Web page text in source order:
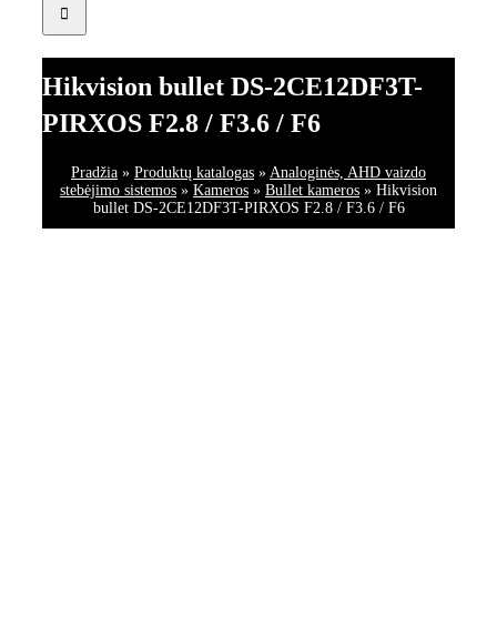
Hikvision bullet DS-2CE12DF3T-
PIRXOS F2.8 / F3.6 / F6
Pradžia » Produktų katalogas » Analoginės, AHD vaizdo
stebėjimo sistemos » Kameros » Bullet kameros » Hikvision
bullet DS-2CE12DF3T-PIRXOS F2.8 / F3.6 / F6